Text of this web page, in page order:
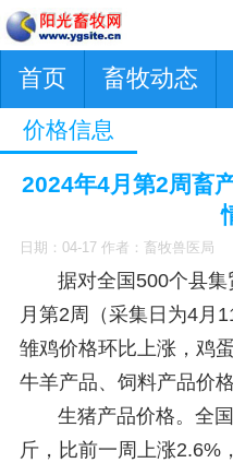
首页 畜牧动态
价格信息
2024年4月第2周畜
日期：04-17 作者：畜牧兽医局
据对全国500个县
月第2周（采集日为4月
雏鸡价格环比上涨，鸡
牛羊产品、饲料产品价格
生猪产品价格。全
斤，比前一周上涨2.6%